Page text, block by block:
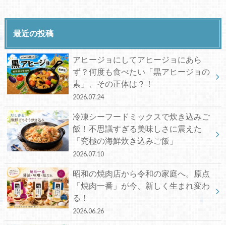
最近の投稿
アヒージョにしてアヒージョにあら
ず？何度も食べたい「黒アヒージョの
素」、その正体は？！
2026.07.24
冷凍シーフードミックスで炊き込みご
飯！不思議すぎる美味しさに震えた
「究極の海鮮炊き込みご飯」
2026.07.10
昭和の焼肉店から令和の家庭へ。原点
「焼肉一番」が今、新しく生まれ変わ
る！
2026.06.26